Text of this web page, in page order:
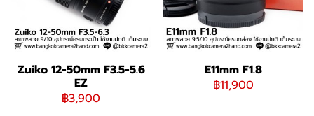
Zuiko 12-50mm F3.5-5.6
EZ
฿3,900
E11mm F1.8
฿11,900